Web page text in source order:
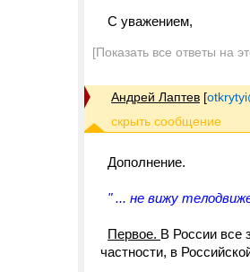
С уважением,
[Показать все ответы на
Андрей Лаптев [
Дополнение.
" ... не вижу
Первое. В России все
частности, в